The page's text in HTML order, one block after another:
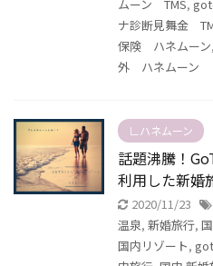
ムーン TMS,
ナ診断見舞金
保険 ハネムーン,
外 ハネムーン
∟ハネムーン
話題沸騰！
利用した新婚
2020/11/23
温泉, 新婚旅行,
国内リゾート,